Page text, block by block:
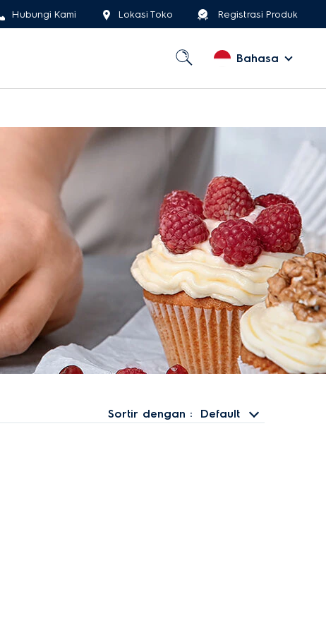
Hubungi Kami Lokasi Toko Registrasi Produk
Bahasa
Sortir dengan Default